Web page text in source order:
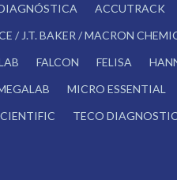
ACCUTRACK
/ J.T. BAKER / MACRON
FALCON FELISA
MICRO ESSENTIAL
TECO